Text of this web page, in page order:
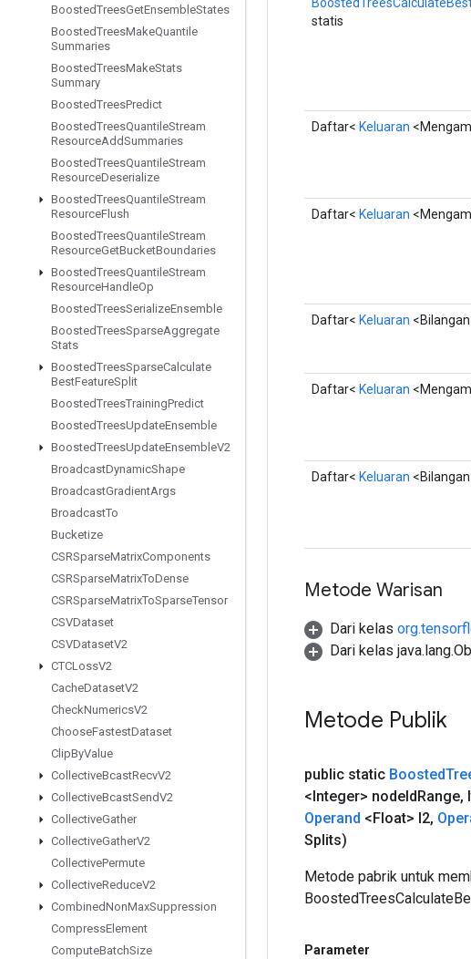
BoostedTreesGetEnsembleStates
BoostedTreesMakeQuantile
Summaries
BoostedTreesMakeStats
Summary
BoostedTreesPredict
BoostedTreesQuantileStream
ResourceAddSummaries
BoostedTreesQuantileStream
ResourceDeserialize
BoostedTreesQuantileStream
ResourceFlush
BoostedTreesQuantileStream
ResourceGetBucketBoundaries
BoostedTreesQuantileStream
ResourceHandleOp
BoostedTreesSerializeEnsemble
BoostedTreesSparseAggregate
Stats
BoostedTreesSparseCalculate
BestFeatureSplit
BoostedTreesTrainingPredict
BoostedTreesUpdateEnsemble
BoostedTreesUpdateEnsembleV2
BroadcastDynamicShape
BroadcastGradientArgs
BroadcastTo
Bucketize
CSRSparseMatrixComponents
CSRSparseMatrixToDense
CSRSparseMatrixToSparseTensor
CSVDataset
CSVDatasetV2
CTCLossV2
CacheDatasetV2
CheckNumericsV2
ChooseFastestDataset
ClipByValue
CollectiveBcastRecvV2
CollectiveBcastSendV2
CollectiveGather
CollectiveGatherV2
CollectivePermute
CollectiveReduceV2
CombinedNonMaxSuppression
CompressElement
ComputeBatchSize
statis
Daftar< Keluaran
Daftar< Keluaran
Daftar< Keluaran
Daftar< Keluaran
Daftar< Keluaran
Metode Warisan
Dari kelas
Dari kelas
Metode Publik
public static Boosted
<Integer> nodeIdRange,
Operand <Float> l2,
Splits)
Metode pabrik untuk
Parameter